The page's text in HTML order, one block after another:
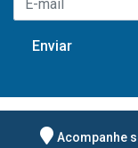
Acompanhe